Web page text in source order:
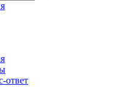
ответ